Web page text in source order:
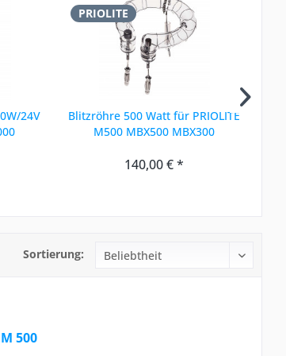
24V
PRIOLITE
Blitzröhre 500 Watt für PRIOLITE
M500 MBX500 MBX300
140,00 € *
Sortierung:
500